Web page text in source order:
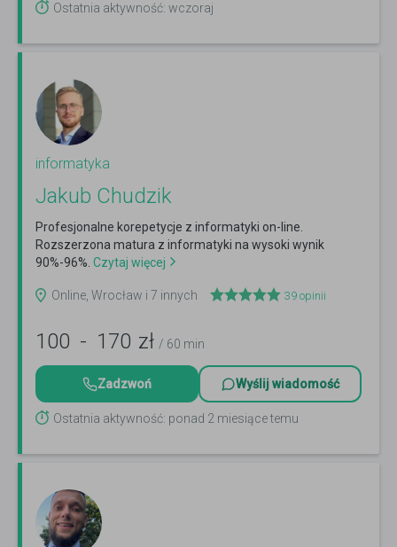
Ostatnia aktywność: wczoraj
informatyka
Jakub Chudzik
Profesjonalne korepetycje z informatyki on-line.
Rozszerzona matura z informatyki na wysoki wynik
90%-96%. Czytaj więcej
Online, Wrocław i 7 innych 39 opinii
100 - 170 zł / 60 min
Zadzwoń Wyślij wiadomość
Ostatnia aktywność: ponad 2 miesiące temu